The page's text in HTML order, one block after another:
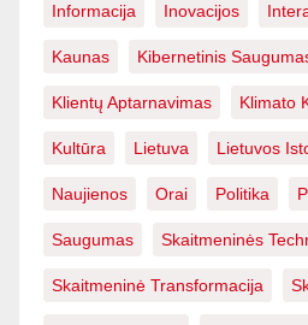
Informacija Inovacijos
Kaunas Kibernetinis
Klientų Aptarnavimas Klimato
Kultūra Lietuva Lietuvos
Naujienos Orai Politika
Saugumas Skaitmeninės
Skaitmeninė Transformacija